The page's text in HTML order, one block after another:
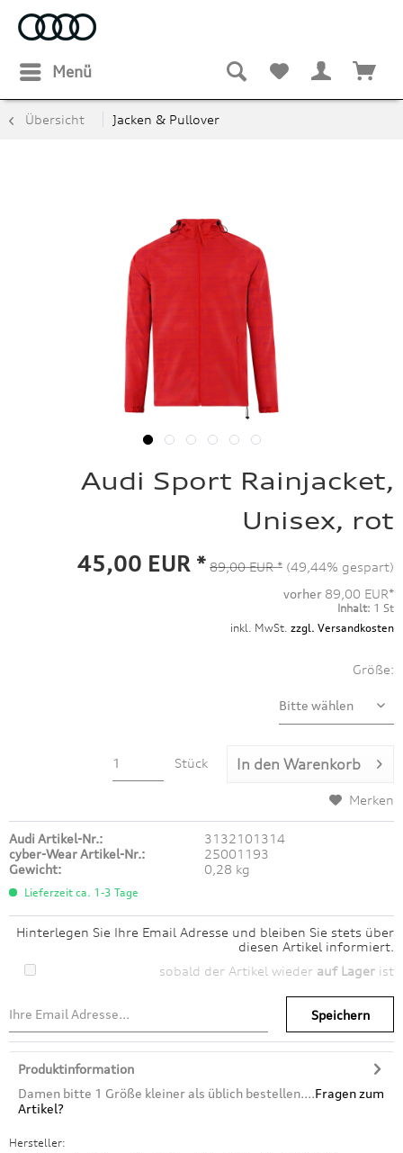
Menü
Übersicht Jacken & Pullover
Audi Sport Rainjacket,
Unisex, rot
45,00 EUR * 89,00 EUR * (49,44% gespart)
vorher 89,00 EUR*
Inhalt: 1 St
inkl. MwSt. zzgl. Versandkosten
Größe:
Stück In den Warenkorb
Merken
Audi Artikel-Nr.:
3132101314
cyber-Wear Artikel-Nr.:
25001193
Gewicht:
0,28 kg
Lieferzeit ca. 1-3 Tage
Hinterlegen Sie Ihre Email Adresse und bleiben Sie stets über
diesen Artikel informiert.
sobald der Artikel wieder auf Lager ist
Speichern
Produktinformation
Damen bitte 1 Größe kleiner als üblich bestellen....Fragen zum
Artikel?
Hersteller: